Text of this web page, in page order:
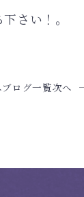
さい！。
ブログ一覧次へ